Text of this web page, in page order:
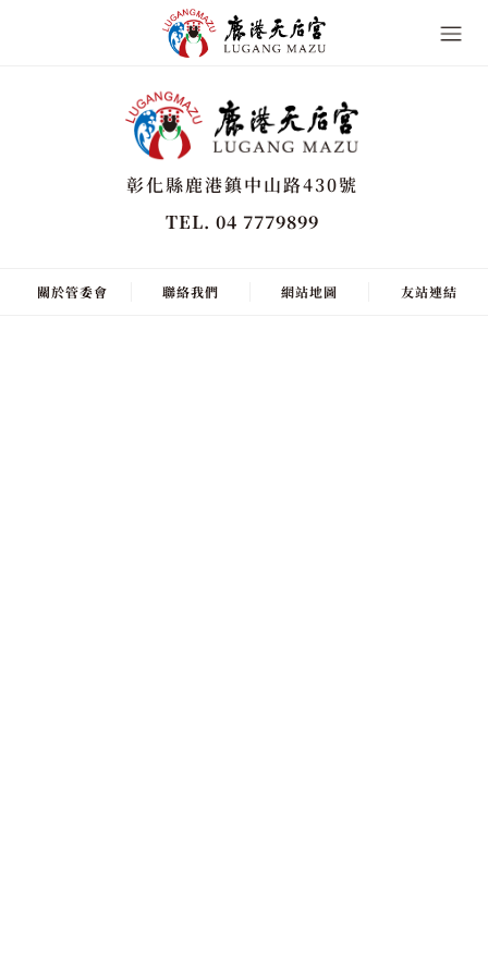
彰化縣鹿港鎮中山路430號
TEL. 04 7779899
關於管委會 聯絡我們 網站地圖 友站連結